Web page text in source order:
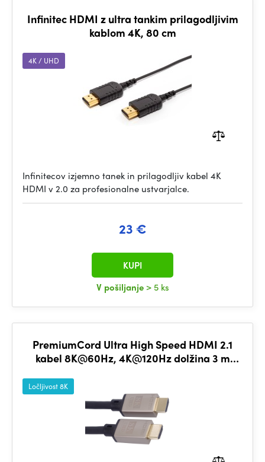
Infinitec HDMI z ultra tankim prilagodljivim
kablom 4K, 80 cm
4K / UHD
Infinitecov izjemno tanek in prilagodljiv kabel 4K
HDMI v 2.0 za profesionalne ustvarjalce.
23 €
V pošiljanje > 5 ks
KUPI
PremiumCord Ultra High Speed HDMI 2.1
kabel 8K@60Hz, 4K@120Hz dolžina 3 m
Ločljivost 8K